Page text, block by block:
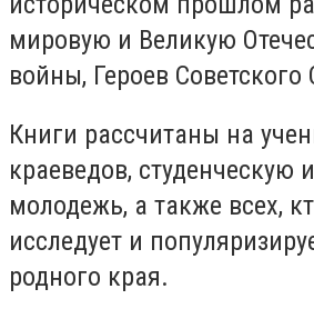
мировую и Великую
войны, Героев
Книги рассчитаны на
краеведов, студенческую
молодежь, а также всех,
исследует и
родного края.